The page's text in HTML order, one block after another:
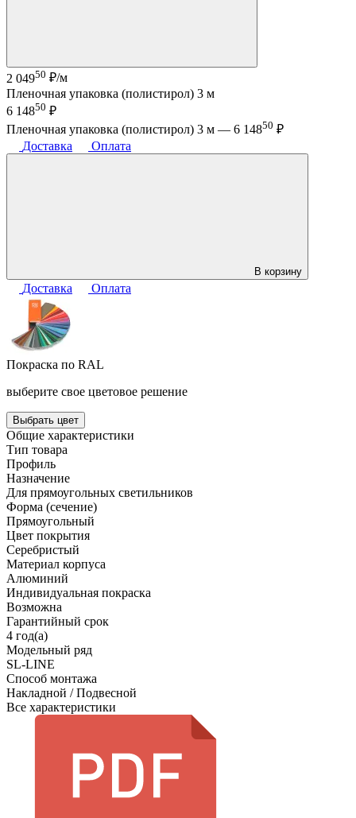
2 04950 ₽/м
Пленочная упаковка (полистирол) 3 м
6 14850 ₽
Пленочная упаковка (полистирол) 3 м — 6 14850 ₽
Доставка
Оплата
В корзину
Доставка Оплата
Покраска по RAL
выберите свое цветовое решение
Выбрать цвет
Общие характеристики
Тип товара
Профиль
Назначение
Для прямоугольных светильников
Форма (сечение)
Прямоугольный
Цвет покрытия
Серебристый
Материал корпуса
Алюминий
Индивидуальная покраска
Возможна
Гарантийный срок
4 год(а)
Модельный ряд
SL-LINE
Способ монтажа
Накладной / Подвесной
Все характеристики